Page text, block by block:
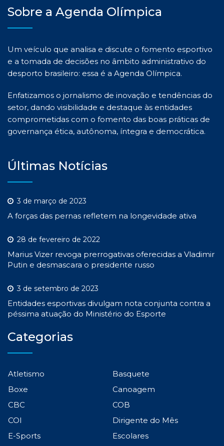
Sobre a Agenda Olímpica
Um veículo que analisa e discute o fomento esportivo
e a tomada de decisões no âmbito administrativo do
desporto brasileiro: essa é a Agenda Olímpica.
Enfatizamos o jornalismo de inovação e tendências do
setor, dando visibilidade e destaque às entidades
comprometidas com o fomento das boas práticas de
governança ética, autônoma, íntegra e democrática.
Últimas Notícias
3 de março de 2023
A forças das pernas refletem na longevidade ativa
28 de fevereiro de 2022
Marius Vizer revoga prerrogativas oferecidas a Vladimir
Putin e desmascara o presidente russo
3 de setembro de 2023
Entidades esportivas divulgam nota conjunta contra a
péssima atuação do Ministério do Esporte
Categorias
Atletismo
Basquete
Boxe
Canoagem
CBC
COB
COI
Dirigente do Mês
E-Sports
Escolares